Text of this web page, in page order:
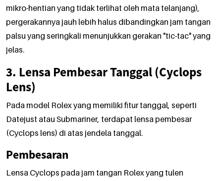
mikro-hentian yang tidak terlihat oleh mata telanjang),
pergerakannya jauh lebih halus dibandingkan jam tangan
palsu yang seringkali menunjukkan gerakan "tic-tac" yang
jelas.
3. Lensa Pembesar Tanggal (Cyclops
Lens)
Pada model Rolex yang memiliki fitur tanggal, seperti
Datejust atau Submariner, terdapat lensa pembesar
(Cyclops lens) di atas jendela tanggal.
Pembesaran
Lensa Cyclops pada jam tangan Rolex yang tulen